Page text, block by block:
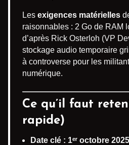
Les exigences matérielles
raisonnables : 2 Go de RAM
d’après Rick Osterloh (VP
stockage audio temporaire
à controverse pour les
numérique.
Ce qu’il faut
rapide)
Date clé : 1ᵉʳ octobre 2025